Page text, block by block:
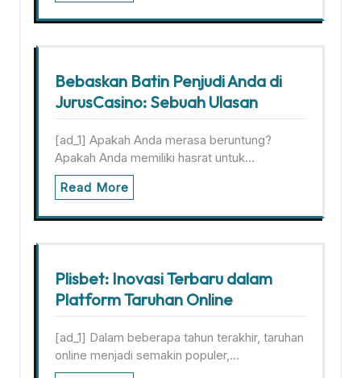
Bebaskan Batin Penjudi Anda di
JurusCasino: Sebuah Ulasan
[ad_1] Apakah Anda merasa beruntung?
Apakah Anda memiliki hasrat untuk…
Read More
Plisbet: Inovasi Terbaru dalam
Platform Taruhan Online
[ad_1] Dalam beberapa tahun terakhir, taruhan
online menjadi semakin populer,…